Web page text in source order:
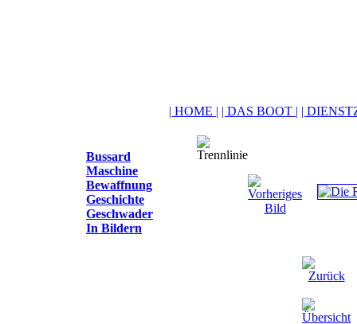
| HOME | | DAS BOOT | |
Bussard
Maschine
Bewaffnung
Geschichte
Geschwader
In Bildern